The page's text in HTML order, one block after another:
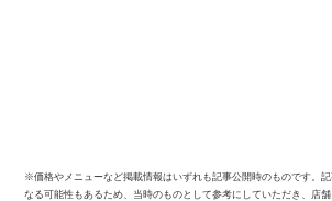
※価格やメニューなど掲載情報はいずれも記事公開時のものです。
なる可能性もあるため、当時のものとして参考にしていただき、店